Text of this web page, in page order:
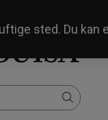
sted. Du kan